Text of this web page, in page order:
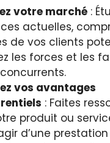
votre marché :
actuelles,
de vos clients
les forces et les
vos avantages
: Faites
produit ou
d’une